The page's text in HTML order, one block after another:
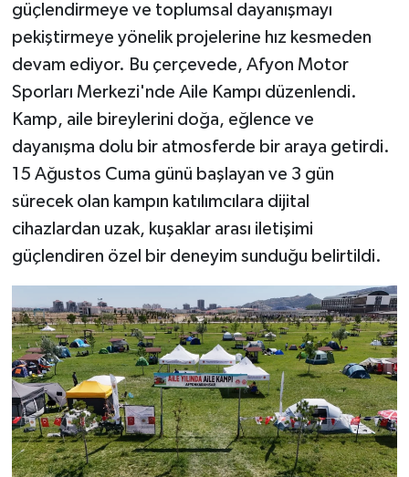
güçlendirmeye ve toplumsal dayanışmayı
pekiştirmeye yönelik projelerine hız kesmeden
devam ediyor. Bu çerçevede, Afyon Motor
Sporları Merkezi'nde Aile Kampı düzenlendi.
Kamp, aile bireylerini doğa, eğlence ve
dayanışma dolu bir atmosferde bir araya getirdi.
15 Ağustos Cuma günü başlayan ve 3 gün
sürecek olan kampın katılımcılara dijital
cihazlardan uzak, kuşaklar arası iletişimi
güçlendiren özel bir deneyim sunduğu belirtildi.